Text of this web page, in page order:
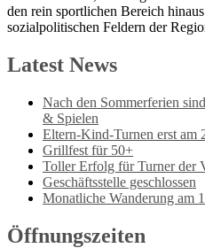
den rein sportlichen Bereich
sozialpolitischen Feldern der
Latest News
Nach den Sommerferien
& Spielen
Eltern-Kind-Turnen erst am
Grillfest für 50+
Toller Erfolg für Turner der
Geschäftsstelle geschlossen
Monatliche Wanderung am
Öffnungszeiten